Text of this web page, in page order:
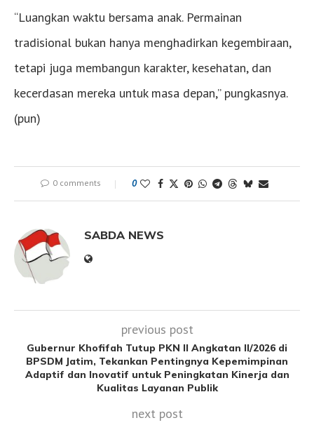
“Luangkan waktu bersama anak. Permainan
tradisional bukan hanya menghadirkan kegembiraan,
tetapi juga membangun karakter, kesehatan, dan
kecerdasan mereka untuk masa depan,” pungkasnya.
(pun)
0 comments 0
SABDA NEWS
previous post
Gubernur Khofifah Tutup PKN II Angkatan II/2026 di
BPSDM Jatim, Tekankan Pentingnya Kepemimpinan
Adaptif dan Inovatif untuk Peningkatan Kinerja dan
Kualitas Layanan Publik
next post